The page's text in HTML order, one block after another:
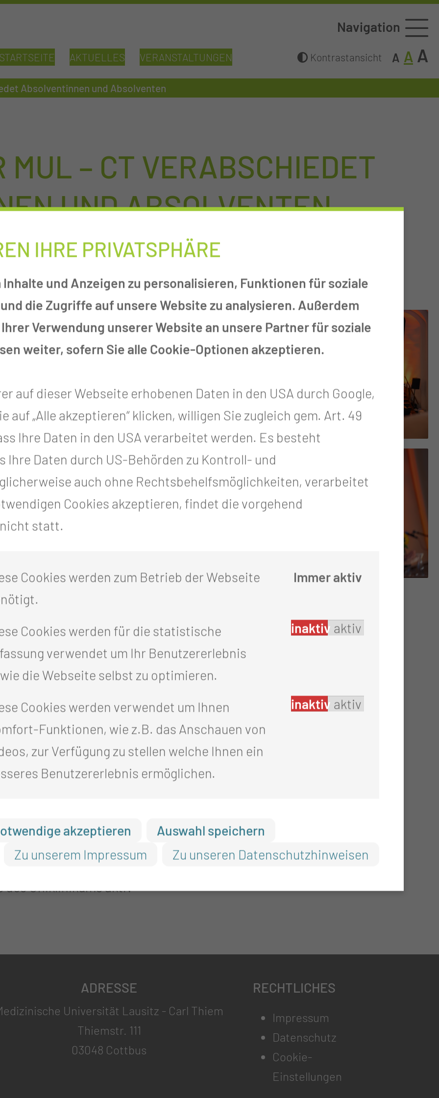
AKTUELLES VERANSTALTUNGEN Kontrastansicht A A A
Navigation
Absolventinnen und Absolventen
MUL – CT VERABSCHIEDET
UND ABSOLVENTEN
in ihre berufliche Zukunft
Medizinischen Universität
im Cottbuser Weltspiegel
aus acht verschiedenen
Darunter befanden sich
der Akademie
Absolventinnen und
Assistenz (OTA) und der
ihre Ausbildung erfolgreich ab.
erst 2022 an der Akademie
Ausbildungsabschluss einen
die Ehrung der besten
Medizinischen Universität
herausragende Leistungen in den
starten nun in ihre
eine praxisnahe Ausbildung an
und Durchhaltevermögen haben
viele Türen offen. Gehen Sie
Christian Raum, Leiter der
und Absolventen einen
und werden künftig
des Uniklinikums aktiv
ADRESSE
Universität Lausitz - Carl Thiem
Thiemstr. 111
03048 Cottbus
RECHTLICHES
Impressum
Datenschutz
Cookie-
Einstellungen
IHRE PRIVATSPHÄRE
und Anzeigen zu personalisieren, Funktionen für soziale
die Zugriffe auf unsere Website zu analysieren. Außerdem
Verwendung unserer Website an unsere Partner für soziale
weiter, sofern Sie alle Cookie-Optionen akzeptieren.
auf dieser Webseite erhobenen Daten in den USA durch Google,
auf „Alle akzeptieren“ klicken, willigen Sie zugleich gem. Art. 49
Ihre Daten in den USA verarbeitet werden. Es besteht
Ihre Daten durch US-Behörden zu Kontroll- und
auch ohne Rechtsbehelfsmöglichkeiten, verarbeitet
Cookies akzeptieren, findet die vorgehend
statt.
Cookies werden zum Betrieb der Webseite
Immer aktiv
Cookies werden für die statistische
verwendet um Ihr Benutzererlebnis
die Webseite selbst zu optimieren.
inaktiv aktiv
Cookies werden verwendet um Ihnen
Funktionen, wie z.B. das Anschauen von
zur Verfügung zu stellen welche Ihnen ein
Benutzererlebnis ermöglichen.
inaktiv aktiv
akzeptieren
Auswahl speichern
Zu unseren Datenschutzhinweisen
Zu unserem Impressum